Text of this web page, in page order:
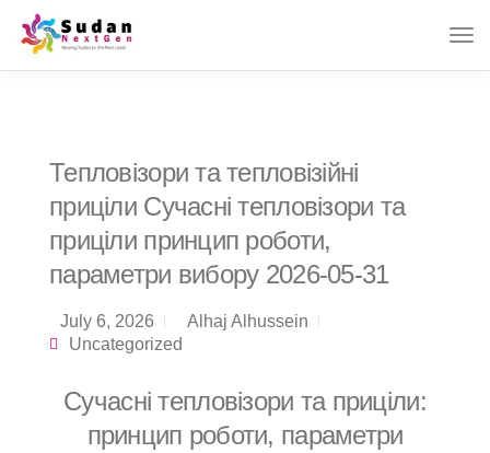
Тепловізори та тепловізійні
приціли Сучасні тепловізори та
приціли принцип роботи,
параметри вибору 2026-05-31
July 6, 2026
Alhaj Alhussein
Uncategorized
Сучасні тепловізори та приціли:
принцип роботи, параметри